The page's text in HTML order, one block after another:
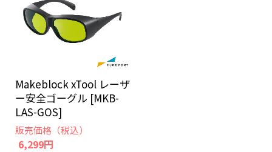
Makeblock xTool レーザ
ー安全ゴーグル [MKB-
LAS-GOS]
販売価格（税込）
6,299円